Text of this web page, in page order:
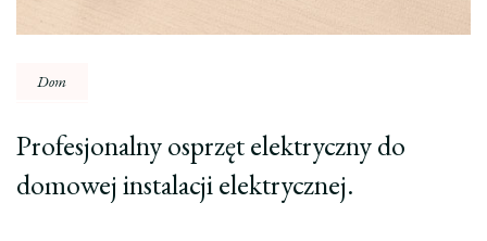
Dom
Profesjonalny osprzęt elektryczny do
domowej instalacji elektrycznej.